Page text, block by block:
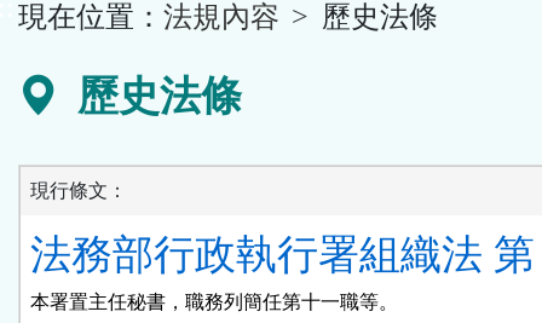
區
現在位置： 法規內容 歷史法條
歷史法條
現行條文：
法務部行政執行署組織法 第
本署置主任秘書，職務列簡任第十一職等。